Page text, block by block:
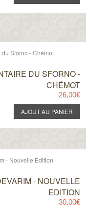
DU SFORNO -
CHÉMOT
26,00€
- NOUVELLE
EDITION
30,00€